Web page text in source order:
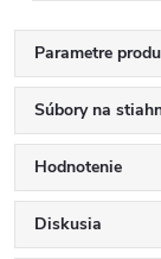
Parametre
Súbory na
Hodnotenie
Diskusia